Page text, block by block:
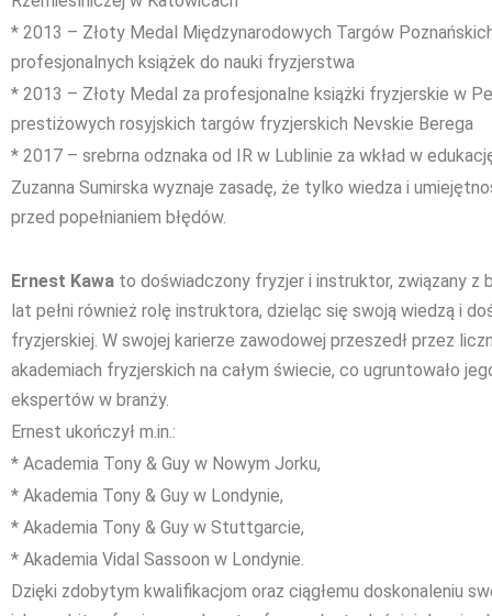
* 2013 – Złoty Medal Międzynarodowych Targów
profesjonalnych książek do nauki fryzjerstwa
* 2013 – Złoty Medal za profesjonalne książki fryzjerskie w
prestiżowych rosyjskich targów fryzjerskich Nevskie Berega
* 2017 – srebrna odznaka od IR w Lublinie za wkład w
Zuzanna Sumirska wyznaje zasadę, że tylko wiedza i
przed popełnianiem błędów.
Ernest Kawa to doświadczony fryzjer i instruktor, związany z
lat pełni również rolę instruktora, dzieląc się swoją wiedzą i
fryzjerskiej. W swojej karierze zawodowej przeszedł przez
akademiach fryzjerskich na całym świecie, co ugruntowało
ekspertów w branży.
Ernest ukończył m.in.:
* Academia Tony & Guy w Nowym Jorku,
* Akademia Tony & Guy w Londynie,
* Akademia Tony & Guy w Stuttgarcie,
* Akademia Vidal Sassoon w Londynie.
Dzięki zdobytym kwalifikacjom oraz ciągłemu doskonaleniu